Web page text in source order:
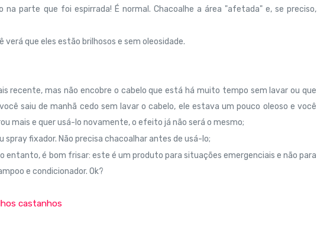
na parte que foi espirrada! É normal. Chacoalhe a área "afetada" e, se preciso,
que eles estão brilhosos e sem oleosidade.
recente, mas não encobre o cabelo que está há muito tempo sem lavar ou que
saiu de manhã cedo sem lavar o cabelo, ele estava um pouco oleoso e você
mais e quer usá-lo novamente, o efeito já não será o mesmo;
fixador. Não precisa chacoalhar antes de usá-lo;
entanto, é bom frisar: este é um produto para situações emergenciais e não para
e condicionador. Ok?
castanhos